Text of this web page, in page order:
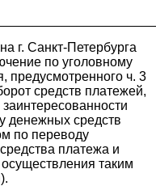
г. Санкт-Петербурга
по уголовному
предусмотренного ч. 3
средств платежей,
денежных средств
по переводу
платежа и
таким